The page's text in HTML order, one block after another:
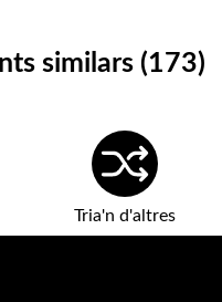
similars (173)
Tria'n d'altres